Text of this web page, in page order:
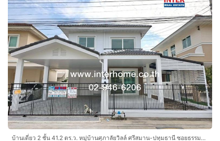
บ้านเดี่ยว 2 ชั้น 41.2 ตร.ว. หมู่บ้านศุภาลัยวิลล์ ศรีสมาน-ปทุมธานี ซอยธรรมสุธีร์ ถนนปทุมธานี-สานใน ถนนสรงประภา เมืองปทุมธานี ปทุมธานี